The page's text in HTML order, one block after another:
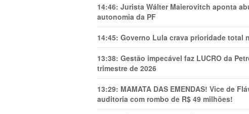
14:46: Jurista Wálter Maierovitch aponta
autonomia da PF
14:45: Governo Lula crava prioridade total
13:38: Gestão impecável faz LUCRO da
trimestre de 2026
13:29: MAMATA DAS EMENDAS! Vice de
auditoria com rombo de R$ 49 milhões!